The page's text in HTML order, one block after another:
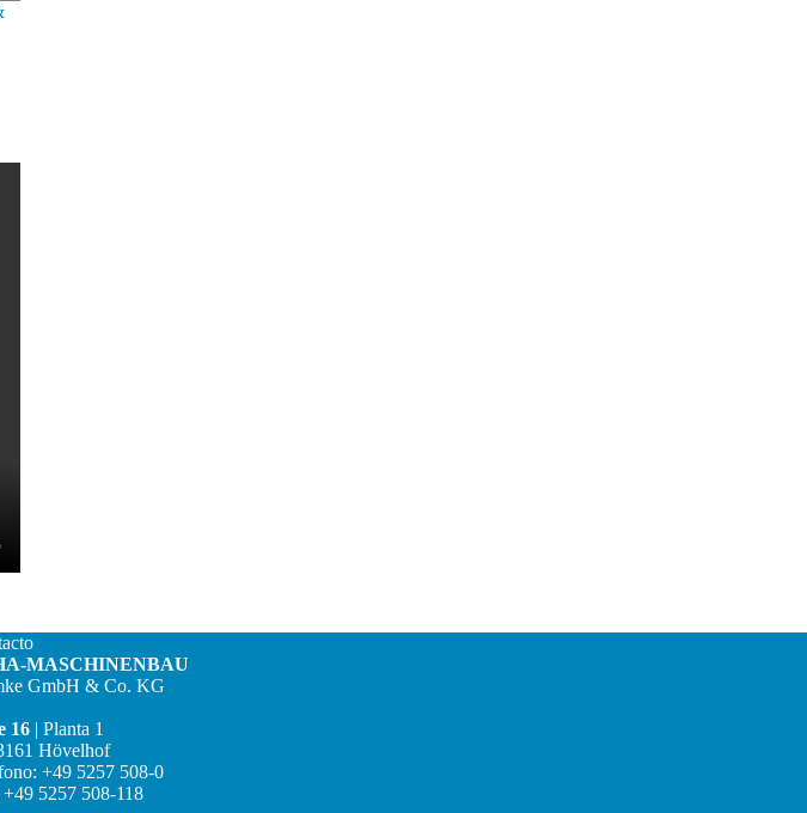
MASCHINENBAU
GmbH & Co. KG
16 | Planta 1
Hövelhof
+49 5257 508-0
5257 508-118